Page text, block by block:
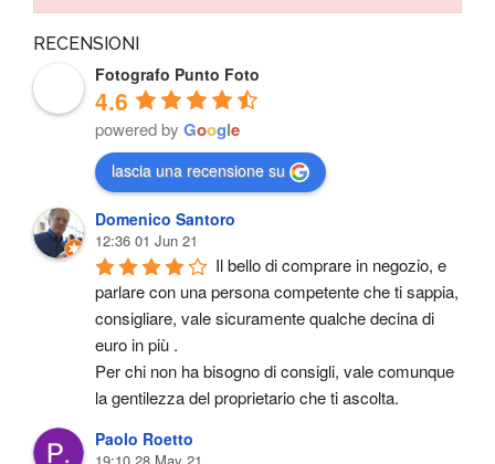
RECENSIONI
Fotografo Punto Foto
4.6
powered by Google
lascia una recensione su
Domenico Santoro
12:36 01 Jun 21
Il bello di comprare in negozio, e
parlare con una persona competente che ti sappia,
consigliare, vale sicuramente qualche decina di
euro in più .
Per chi non ha bisogno di consigli, vale comunque
la gentilezza del proprietario che ti ascolta.
Paolo Roetto